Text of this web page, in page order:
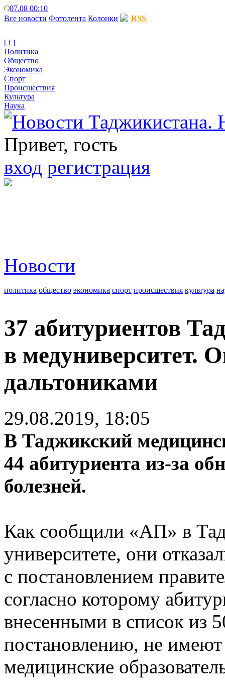
07.08 00:10
Все новости Фотолента Колонки RSS
[ i ]
Политика
Общество
Экономика
Спорт
Происшествия
Культура
Наука
Привет, гость
вход регистрация
Новости
политика общество экономика спорт происшествия культура
37 абитуриентов
в медуниверситет.
дальтониками
29.08.2019, 18:05
В Таджикский
44 абитуриента из-за
болезней.
Как сообщили «АП» в
университете, они
с постановлением
согласно которому
внесенными в список из
постановлению, не имеют
медицинские